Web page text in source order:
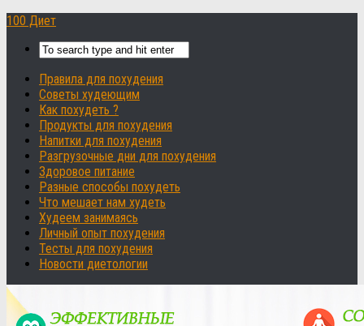
100 Диет
Правила для похудения
Советы худеющим
Как похудеть ?
Продукты для похудения
Напитки для похудения
Разгрузочные дни для похудения
Здоровое питание
Разные способы похудеть
Что мешает нам худеть
Худеем занимаясь
Личный опыт похудения
Тесты для похудения
Новости диетологии